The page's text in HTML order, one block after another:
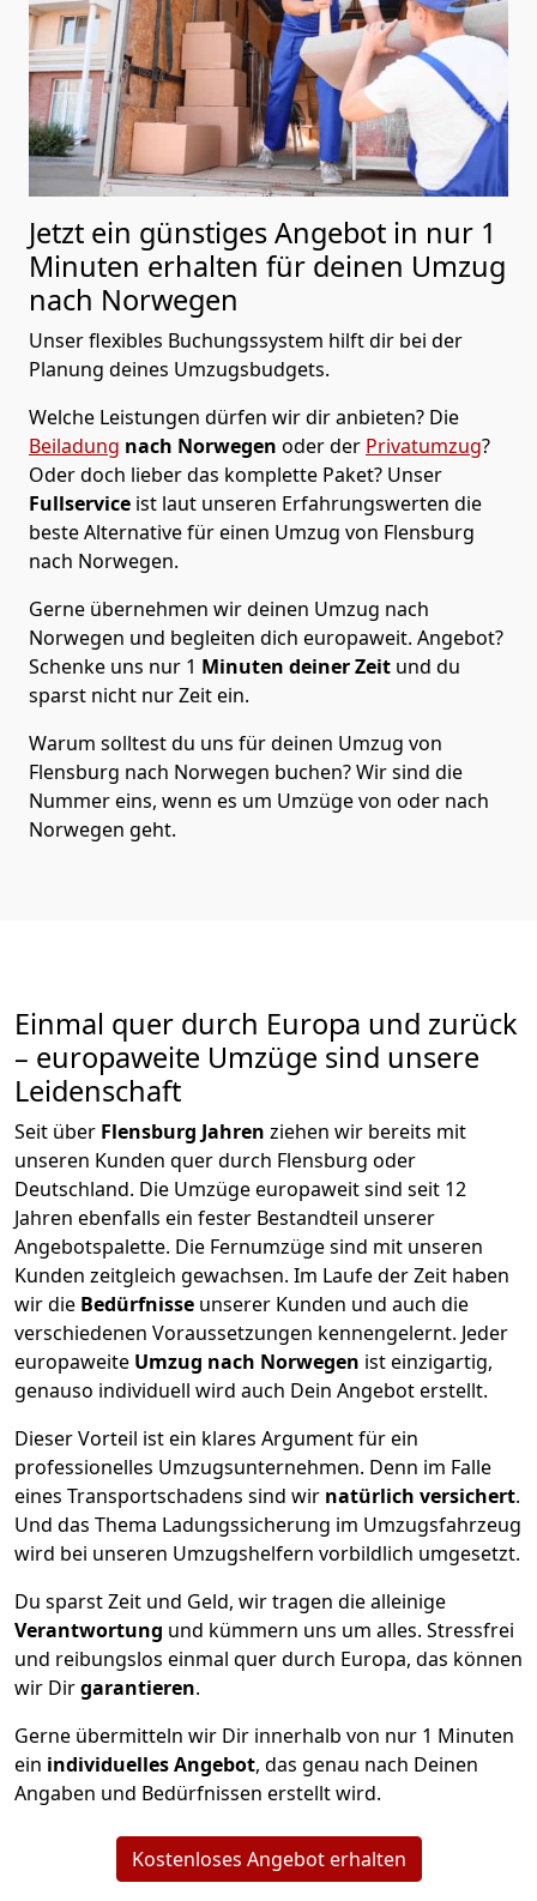
Jetzt ein günstiges Angebot in nur 1
Minuten erhalten für deinen Umzug
nach Norwegen
Unser flexibles Buchungssystem hilft dir bei der
Planung deines Umzugsbudgets.
Welche Leistungen dürfen wir dir anbieten? Die
Beiladung nach Norwegen oder der Privatumzug?
Oder doch lieber das komplette Paket? Unser
Fullservice ist laut unseren Erfahrungswerten die
beste Alternative für einen Umzug von Flensburg
nach Norwegen.
Gerne übernehmen wir deinen Umzug nach
Norwegen und begleiten dich europaweit. Angebot?
Schenke uns nur 1 Minuten deiner Zeit und du
sparst nicht nur Zeit ein.
Warum solltest du uns für deinen Umzug von
Flensburg nach Norwegen buchen? Wir sind die
Nummer eins, wenn es um Umzüge von oder nach
Norwegen geht.
Einmal quer durch Europa und zurück
– europaweite Umzüge sind unsere
Leidenschaft
Seit über Flensburg Jahren ziehen wir bereits mit
unseren Kunden quer durch Flensburg oder
Deutschland. Die Umzüge europaweit sind seit 12
Jahren ebenfalls ein fester Bestandteil unserer
Angebotspalette. Die Fernumzüge sind mit unseren
Kunden zeitgleich gewachsen. Im Laufe der Zeit haben
wir die Bedürfnisse unserer Kunden und auch die
verschiedenen Voraussetzungen kennengelernt. Jeder
europaweite Umzug nach Norwegen ist einzigartig,
genauso individuell wird auch Dein Angebot erstellt.
Dieser Vorteil ist ein klares Argument für ein
professionelles Umzugsunternehmen. Denn im Falle
eines Transportschadens sind wir natürlich versichert.
Und das Thema Ladungssicherung im Umzugsfahrzeug
wird bei unseren Umzugshelfern vorbildlich umgesetzt.
Du sparst Zeit und Geld, wir tragen die alleinige
Verantwortung und kümmern uns um alles. Stressfrei
und reibungslos einmal quer durch Europa, das können
wir Dirgarantieren.
Gerne übermitteln wir Dir innerhalb von nur 1 Minuten
ein individuelles Angebot, das genau nach Deinen
Angaben und Bedürfnissen erstellt wird.
Kostenloses Angebot erhalten